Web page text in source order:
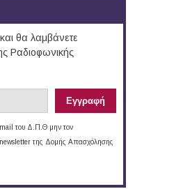
θα λαμβάνετε
Ραδιοφωνικής
mail του Δ.Π.Θ μην τον
newsletter της Δομής Απασχόλησης